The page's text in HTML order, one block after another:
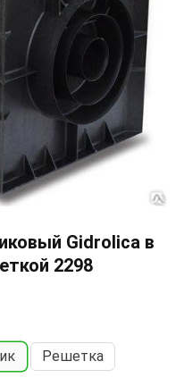
Gidrolica в
2298
Решетка